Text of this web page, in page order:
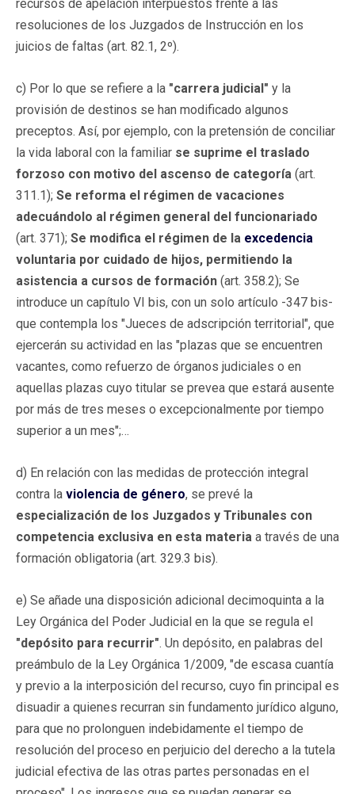
recursos de apelación interpuestos frente a las
resoluciones de los Juzgados de Instrucción en los
juicios de faltas (art. 82.1, 2º).
c) Por lo que se refiere a la "carrera judicial" y la
provisión de destinos se han modificado algunos
preceptos. Así, por ejemplo, con la pretensión de conciliar
la vida laboral con la familiar se suprime el traslado
forzoso con motivo del ascenso de categoría (art.
311.1); Se reforma el régimen de vacaciones
adecuándolo al régimen general del funcionariado
(art. 371); Se modifica el régimen de la excedencia
voluntaria por cuidado de hijos, permitiendo la
asistencia a cursos de formación (art. 358.2); Se
introduce un capítulo VI bis, con un solo artículo -347 bis-
que contempla los "Jueces de adscripción territorial", que
ejercerán su actividad en las "plazas que se encuentren
vacantes, como refuerzo de órganos judiciales o en
aquellas plazas cuyo titular se prevea que estará ausente
por más de tres meses o excepcionalmente por tiempo
superior a un mes";…
d) En relación con las medidas de protección integral
contra la violencia de género, se prevé la
especialización de los Juzgados y Tribunales con
competencia exclusiva en esta materia a través de una
formación obligatoria (art. 329.3 bis).
e) Se añade una disposición adicional decimoquinta a la
Ley Orgánica del Poder Judicial en la que se regula el
"depósito para recurrir". Un depósito, en palabras del
preámbulo de la Ley Orgánica 1/2009, "de escasa cuantía
y previo a la interposición del recurso, cuyo fin principal es
disuadir a quienes recurran sin fundamento jurídico alguno,
para que no prolonguen indebidamente el tiempo de
resolución del proceso en perjuicio del derecho a la tutela
judicial efectiva de las otras partes personadas en el